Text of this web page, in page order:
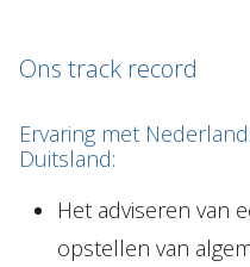
Ons track record
Ervaring met
Duitsland:
Het adviseren van
opstellen van